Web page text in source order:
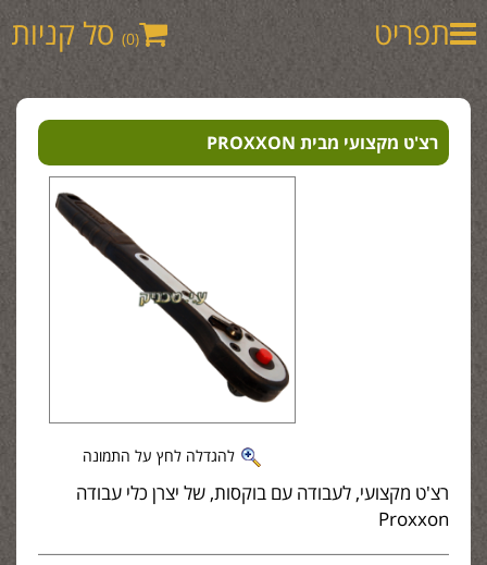
תפריט (0) סל קניות
רצ'ט מקצועי מבית PROXXON
להגדלה לחץ על התמונה
רצ'ט מקצועי, לעבודה עם בוקסות, של יצרן כלי עבודה
Proxxon